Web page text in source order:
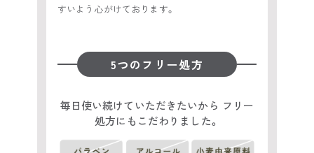
すいよう心がけております。
5つのフリー処方
毎日使い続けていただきたいから フリー
処方にもこだわりました。